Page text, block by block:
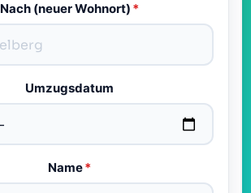
Nach (neuer Wohnort) *
Umzugsdatum
Name*